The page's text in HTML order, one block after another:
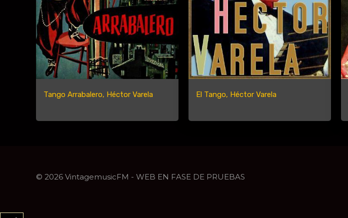
Tango Arrabalero, Héctor Varela El Tango, Héctor Varela
© 2026 VintagemusicFM - WEB EN FASE DE PRUEBAS